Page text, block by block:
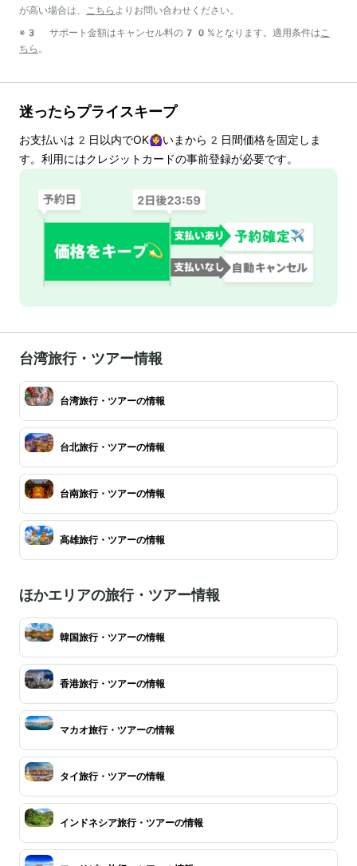
が高い場合は、
こちら よりお問い合わせください。
※3 サポート金額はキャンセル料の70%となります。適用条件は こ
ちら 。
迷ったらプライスキープ
お支払いは 2 日以内でOK🙆‍♀️いまから 2 日間価格を固定しま
す。利用にはクレジットカードの事前登録が必要です。
台湾旅行・ツアー情報
台湾旅行・ツアーの情報
台北旅行・ツアーの情報
台南旅行・ツアーの情報
高雄旅行・ツアーの情報
ほかエリアの旅行・ツアー情報
韓国旅行・ツアーの情報
香港旅行・ツアーの情報
マカオ旅行・ツアーの情報
タイ旅行・ツアーの情報
インドネシア旅行・ツアーの情報